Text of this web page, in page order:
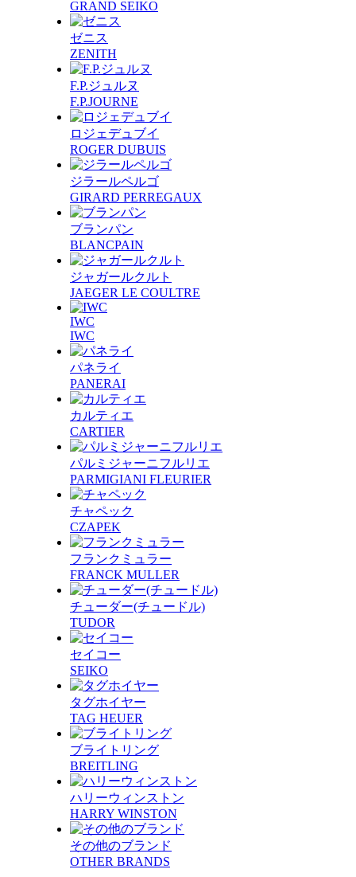
GRAND SEIKO
ゼニス
ZENITH
F.P.ジュルヌ
F.P.JOURNE
ロジェデュブイ
ROGER DUBUIS
ジラールペルゴ
GIRARD PERREGAUX
ブランパン
BLANCPAIN
ジャガールクルト
JAEGER LE COULTRE
IWC
IWC
パネライ
PANERAI
カルティエ
CARTIER
パルミジャーニフルリエ
PARMIGIANI FLEURIER
チャペック
CZAPEK
フランクミュラー
FRANCK MULLER
チューダー(チュードル)
TUDOR
セイコー
SEIKO
タグホイヤー
TAG HEUER
ブライトリング
BREITLING
ハリーウィンストン
HARRY WINSTON
その他のブランド
OTHER BRANDS